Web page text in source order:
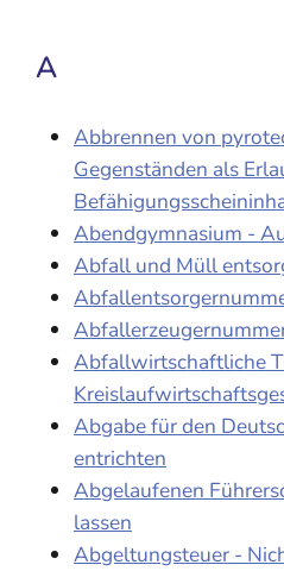
A
Abbrennen von
Gegenständen als
Abendgymnasium -
Abfall und Müll
Abfallwirtschaftliche
Abgabe für den
entrichten
Abgelaufenen
lassen
Abgeltungsteuer -